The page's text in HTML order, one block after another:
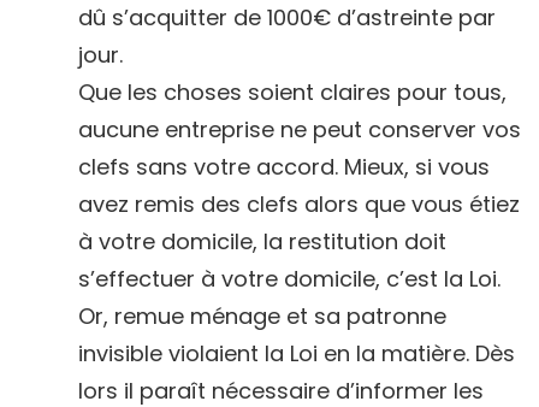
dû s’acquitter de 1000€ d’astreinte par
jour.
Que les choses soient claires pour tous,
aucune entreprise ne peut conserver vos
clefs sans votre accord. Mieux, si vous
avez remis des clefs alors que vous étiez
à votre domicile, la restitution doit
s’effectuer à votre domicile, c’est la Loi.
Or, remue ménage et sa patronne
invisible violaient la Loi en la matière. Dès
lors il paraît nécessaire d’informer les